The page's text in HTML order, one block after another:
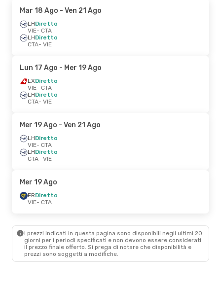
Mar 18 Ago - Ven 21 Ago
LHDiretto
VIE- CTA
LHDiretto
CTA- VIE
Lun 17 Ago - Mer 19 Ago
LXDiretto
VIE- CTA
LHDiretto
CTA- VIE
Mer 19 Ago - Ven 21 Ago
LHDiretto
VIE- CTA
LHDiretto
CTA- VIE
Mer 19 Ago
FRDiretto
VIE- CTA
I prezzi indicati in questa pagina sono disponibili negli ultimi 20
giorni per i periodi specificati e non devono essere considerati
il ​​prezzo finale offerto. Si prega di notare che disponibilità e
prezzi sono soggetti a modifiche.